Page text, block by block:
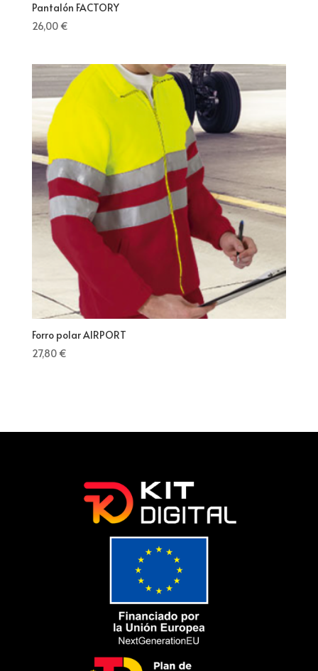
Pantalón FACTORY
26,00€
Forro polar AIRPORT
27,80€